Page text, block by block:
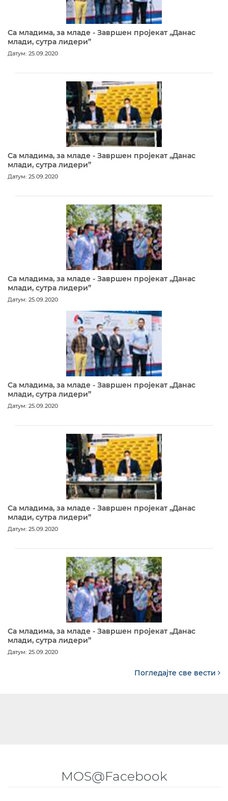
Са младима, за младе - Завршен пројекат „Данас
млади, сутра лидери”
Датум: 25.09.2020
Са младима, за младе - Завршен пројекат „Данас
млади, сутра лидери”
Датум: 25.09.2020
Са младима, за младе - Завршен пројекат „Данас
млади, сутра лидери”
Датум: 25.09.2020
Са младима, за младе - Завршен пројекат „Данас
млади, сутра лидери”
Датум: 25.09.2020
Са младима, за младе - Завршен пројекат „Данас
млади, сутра лидери”
Датум: 25.09.2020
Са младима, за младе - Завршен пројекат „Данас
млади, сутра лидери”
Датум: 25.09.2020
Погледајте све вести
MOS@Facebook